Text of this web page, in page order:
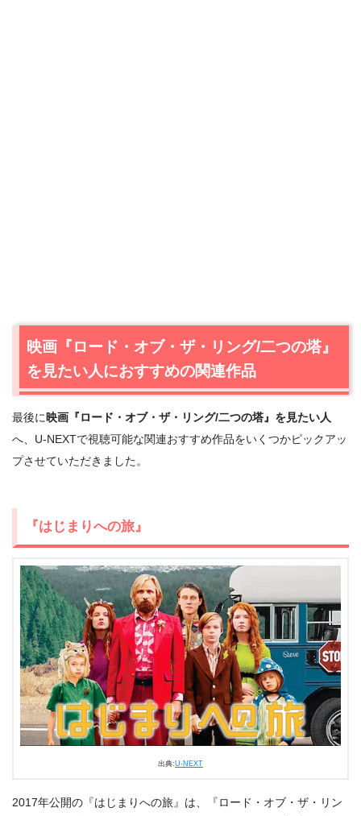
映画『ロード・オブ・ザ・リング/二つの塔』
を見たい人におすすめの関連作品
最後に映画『ロード・オブ・ザ・リング/二つの塔』を見たい人
へ、U-NEXTで視聴可能な関連おすすめ作品をいくつかピックアッ
プさせていただきました。
『はじまりへの旅』
出典:U-NEXT
2017年公開の『はじまりへの旅』は、『ロード・オブ・ザ・リン